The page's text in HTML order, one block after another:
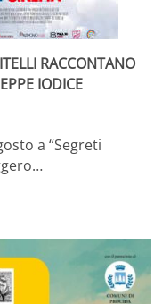
RACCONTANO
IODICE
a “Segreti